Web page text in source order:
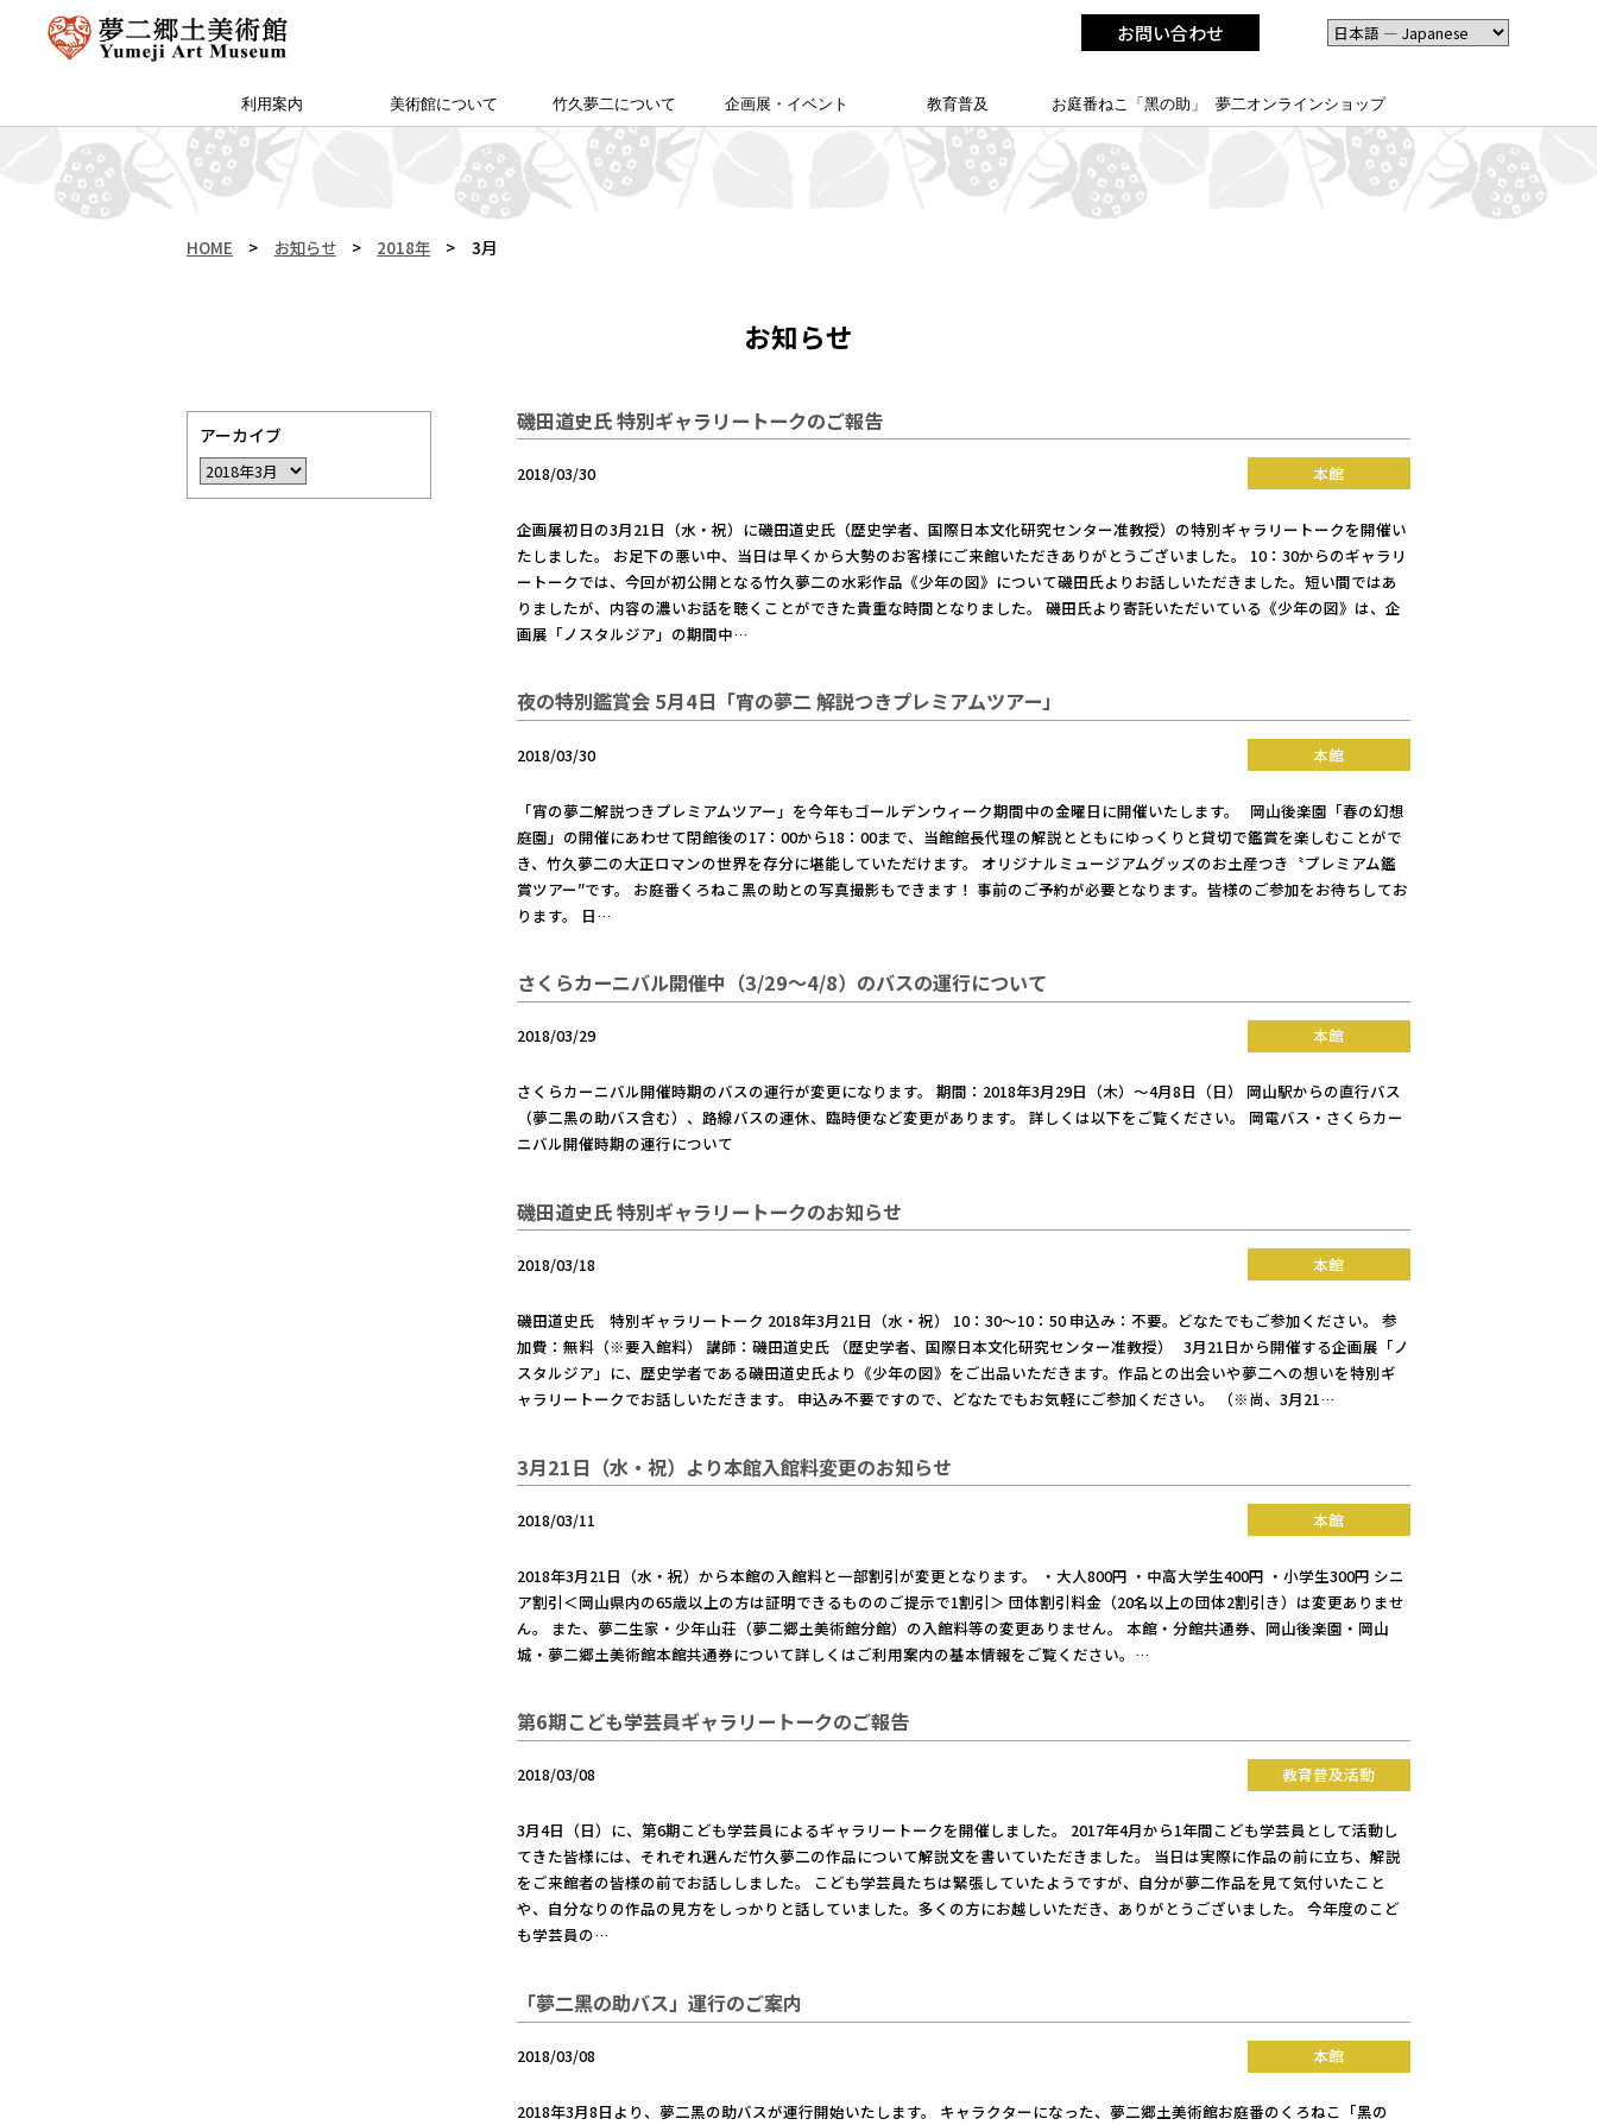
お問い合わせ
利用案内
夢二郷土美術館 本館
夢二生家記念館・少年山荘
アクセス・特別プラン
カフェ＆ショップ
予約方法・団体申込
サイトマップ
美術館について
館長挨拶
所蔵作品
友の会「ゆめびぃ」
お知らせ
（公財）両備文化振興財団
范曽美術館について
竹久夢二について
竹久夢二の足跡
竹久夢二学会について
企画展・イベント 教育普及
こども夢二新聞
こども学芸員
校外学習について
夢二郷土美術館
ゆめじきょうどびじゅつかん
の
「あいうえお」
お庭番ねこ「黑の助」 夢二オンラインショップ
HOME > お知らせ > 2018年 > 3月
お知らせ
磯田道史氏 特別ギャラリートークのご報告
2018/03/30 本館
企画展初日の3月21日（水・祝）に磯田道史氏（歴史学者、国際日本文化研究センター准教授）の特別ギャラリートークを開催い
たしました。 お足下の悪い中、当日は早くから大勢のお客様にご来館いただきありがとうございました。 10：30からのギャラリ
ートークでは、今回が初公開となる竹久夢二の水彩作品《少年の図》について磯田氏よりお話しいただきました。短い間ではあ
りましたが、内容の濃いお話を聴くことができた貴重な時間となりました。 磯田氏より寄託いただいている《少年の図》は、企
画展「ノスタルジア」の期間中…
夜の特別鑑賞会 5月4日「宵の夢二 解説つきプレミアムツアー」
2018/03/30 本館
「宵の夢二解説つきプレミアムツアー」を今年もゴールデンウィーク期間中の金曜日に開催いたします。 岡山後楽園「春の幻想
庭園」の開催にあわせて閉館後の17：00から18：00まで、当館館長代理の解説とともにゆっくりと貸切で鑑賞を楽しむことがで
き、竹久夢二の大正ロマンの世界を存分に堪能していただけます。 オリジナルミュージアムグッズのお土産つき〝プレミアム鑑
賞ツアー″です。 お庭番くろねこ黑の助との写真撮影もできます！ 事前のご予約が必要となります。皆様のご参加をお待ちしてお
ります。 日…
さくらカーニバル開催中（3/29～4/8）のバスの運行について
2018/03/29 本館
さくらカーニバル開催時期のバスの運行が変更になります。 期間：2018年3月29日（木）～4月8日（日） 岡山駅からの直行バス
（夢二黑の助バス含む）、路線バスの運休、臨時便など変更があります。 詳しくは以下をご覧ください。 岡電バス・さくらカー
ニバル開催時期の運行について
磯田道史氏 特別ギャラリートークのお知らせ
2018/03/18 本館
磯田道史氏 特別ギャラリートーク 2018年3月21日（水・祝） 10：30～10：50 申込み：不要。どなたでもご参加ください。 参
加費：無料（※要入館料） 講師：磯田道史氏 （歴史学者、国際日本文化研究センター准教授） 3月21日から開催する企画展「ノ
スタルジア」に、歴史学者である磯田道史氏より《少年の図》をご出品いただきます。作品との出会いや夢二への想いを特別ギ
ャラリートークでお話しいただきます。 申込み不要ですので、どなたでもお気軽にご参加ください。 （※尚、3月21…
3月21日（水・祝）より本館入館料変更のお知らせ
2018/03/11 本館
2018年3月21日（水・祝）から本館の入館料と一部割引が変更となります。 ・大人800円 ・中高大学生400円 ・小学生300円 シニ
ア割引＜岡山県内の65歳以上の方は証明できるもののご提示で1割引＞ 団体割引料金（20名以上の団体2割引き）は変更ありませ
ん。 また、夢二生家・少年山荘（夢二郷土美術館分館）の入館料等の変更ありません。 本館・分館共通券、岡山後楽園・岡山
城・夢二郷土美術館本館共通券について詳しくはご利用案内の基本情報をご覧ください。…
第6期こども学芸員ギャラリートークのご報告
2018/03/08 教育普及活動
3月4日（日）に、第6期こども学芸員によるギャラリートークを開催しました。 2017年4月から1年間こども学芸員として活動し
てきた皆様には、それぞれ選んだ竹久夢二の作品について解説文を書いていただきました。 当日は実際に作品の前に立ち、解説
をご来館者の皆様の前でお話ししました。 こども学芸員たちは緊張していたようですが、自分が夢二作品を見て気付いたこと
や、自分なりの作品の見方をしっかりと話していました。多くの方にお越しいただき、ありがとうございました。 今年度のこど
も学芸員の…
「夢二黑の助バス」運行のご案内
2018/03/08 本館
2018年3月8日より、夢二黑の助バスが運行開始いたします。 キャラクターになった、夢二郷土美術館お庭番のくろねこ「黑の
アーカイブ